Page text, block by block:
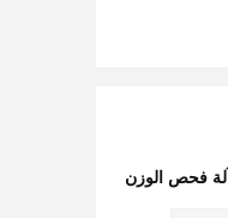
آلة فحص الوزن